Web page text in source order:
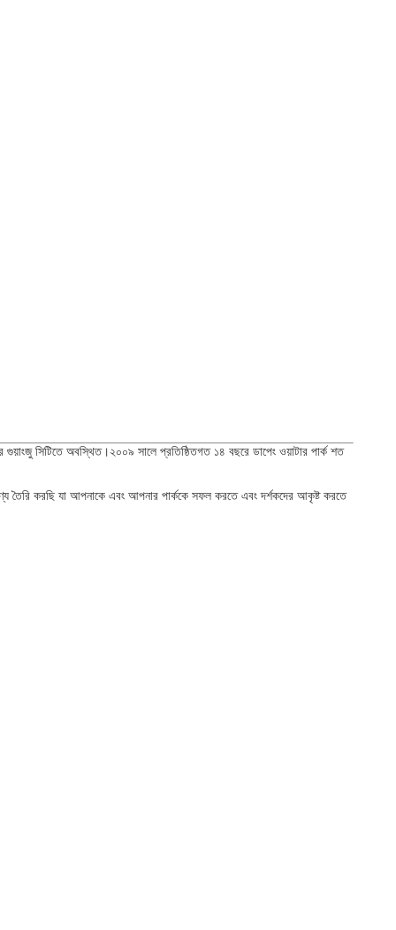
সিটিতে অবস্থিত।২০০৯ সালে প্রতিষ্ঠিতগত ১৪ বছরে ডাপেং ওয়াটার পার্ক শত
তৈরি করছি যা আপনাকে এবং আপনার পার্ককে সফল করতে এবং দর্শকদের আকৃষ্ট করতে